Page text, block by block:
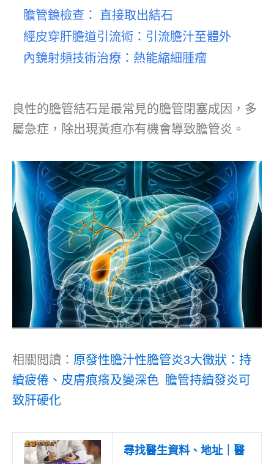
膽管鏡檢查： 直接取出結石
經皮穿肝膽道引流術：引流膽汁至體外
內鏡射頻技術治療：熱能縮細腫瘤
良性的膽管結石是最常見的膽管閉塞成因，多
屬急症，除出現黃疸亦有機會導致膽管炎。
相關閲讀： 原發性膽汁性膽管炎3大徵狀：持
續疲倦、皮膚痕癢及變深色 膽管持續發炎可
致肝硬化
尋找醫生資料、地址｜醫